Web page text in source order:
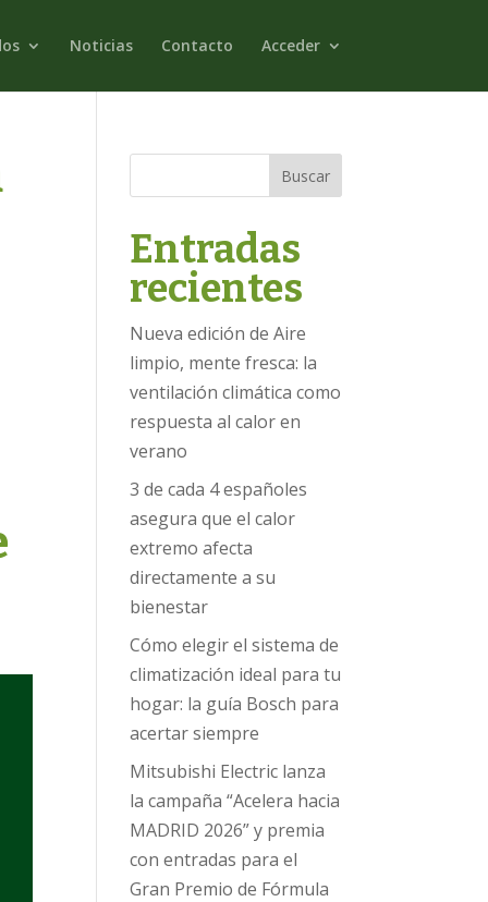
Noticias Contacto Acceder
Buscar
Entradas
recientes
Nueva edición de Aire
limpio, mente fresca: la
ventilación climática como
respuesta al calor en
verano
3 de cada 4 españoles
asegura que el calor
extremo afecta
directamente a su
bienestar
Cómo elegir el sistema de
climatización ideal para tu
hogar: la guía Bosch para
acertar siempre
Mitsubishi Electric lanza
la campaña “Acelera hacia
MADRID 2026” y premia
con entradas para el
Gran Premio de Fórmula